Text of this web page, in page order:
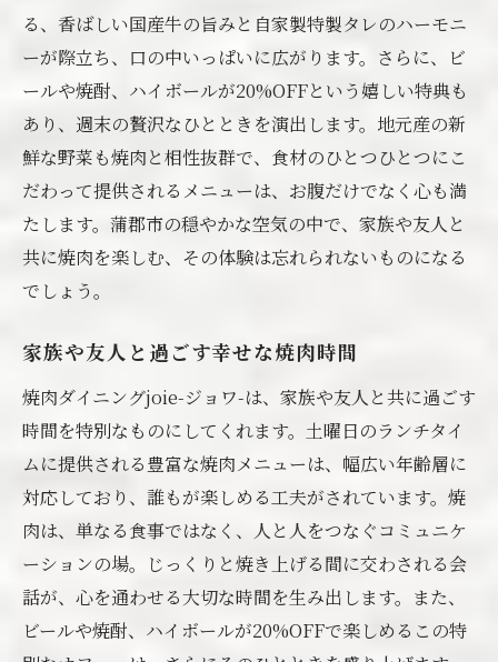
蒲郡市の景色と共に味わう焼肉
お得なランチで心も満たされる
焼肉ダイニングjoie-ジョワ-の特別オファーで週
末を彩る
特別オファーを活用した週末の楽しみ方
焼肉ダイニングjoie-ジョワ-の魅力
特別価格で楽しむ贅沢な焼肉
週末を彩る美味しい焼肉ランチ
蒲郡市での特別な週末を過ごす方法
蒲郡市での焼肉ランチビール焼酎ハイボールが
嬉しい割引
蒲郡市の焼肉ランチで割引を楽しむ方法
ビールと焼肉の絶妙なペアリング
焼酎ハイボールで乾杯する土曜日
ランチ割引で叶う贅沢なひととき
蒲郡市の焼肉ランチで得られる喜び
特別な割引を活かしたランチ計画
る、香ばしい国産牛の旨みと自家製特製タレのハーモニ
ーが際立ち、口の中いっぱいに広がります。さらに、ビ
ールや焼酎、ハイボールが20%OFFという嬉しい特典も
あり、週末の贅沢なひとときを演出します。地元産の新
鮮な野菜も焼肉と相性抜群で、食材のひとつひとつにこ
だわって提供されるメニューは、お腹だけでなく心も満
たします。蒲郡市の穏やかな空気の中で、家族や友人と
共に焼肉を楽しむ、その体験は忘れられないものになる
でしょう。
家族や友人と過ごす幸せな焼肉時間
焼肉ダイニングjoie-ジョワ-は、家族や友人と共に過ごす
時間を特別なものにしてくれます。土曜日のランチタイ
ムに提供される豊富な焼肉メニューは、幅広い年齢層に
対応しており、誰もが楽しめる工夫がされています。焼
肉は、単なる食事ではなく、人と人をつなぐコミュニケ
ーションの場。じっくりと焼き上げる間に交わされる会
話が、心を通わせる大切な時間を生み出します。また、
ビールや焼酎、ハイボールが20%OFFで楽しめるこの特